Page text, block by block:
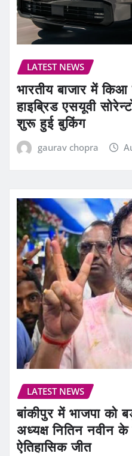
LATEST NEWS
भारतीय बाजार में
हाइब्रिड एसयूवी
शुरू हुई बुकिंग
gaurav chopra
LATEST NEWS
बांकीपुर में भाजपा को
अध्यक्ष नितिन नवीन
ऐतिहासिक जीत